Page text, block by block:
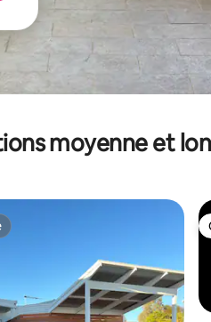
moyenne et